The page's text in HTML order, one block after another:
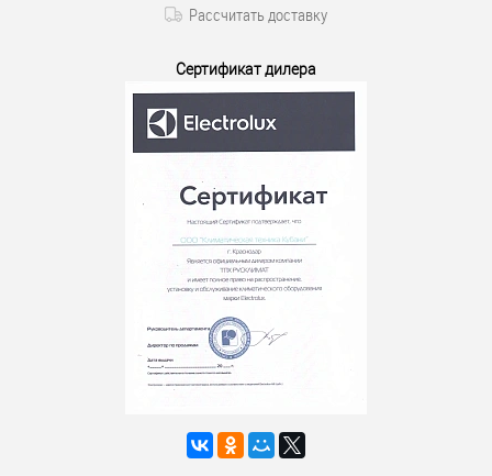
Рассчитать доставку
Сертификат дилера